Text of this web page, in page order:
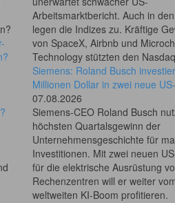
Arbeitsmarktbericht. Auch in
legen die Indizes zu. Kräftige
von SpaceX, Airbnb und
Technology stützten den
Siemens: Roland Busch
Millionen Dollar in zwei neue
07.08.2026
Siemens-CEO Roland Busch
höchsten Quartalsgewinn der
Unternehmensgeschichte für
Investitionen. Mit zwei neuen
für die elektrische Ausrüstung
Rechenzentren will er weiter
weltweiten KI-Boom profitieren.